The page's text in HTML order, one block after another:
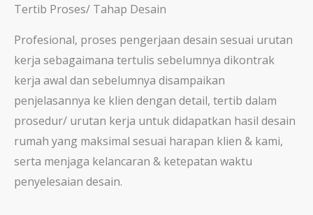
Tertib Proses/ Tahap Desain
Profesional, proses pengerjaan desain sesuai urutan
kerja sebagaimana tertulis sebelumnya dikontrak
kerja awal dan sebelumnya disampaikan
penjelasannya ke klien dengan detail, tertib dalam
prosedur/ urutan kerja untuk didapatkan hasil desain
rumah yang maksimal sesuai harapan klien & kami,
serta menjaga kelancaran & ketepatan waktu
penyelesaian desain.